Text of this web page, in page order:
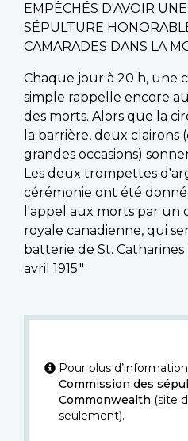
EMPÊCHÉS D'AVOIR
SÉPULTURE
CAMARADES DANS LA
Chaque jour à 20 h, une
simple rappelle encore
des morts. Alors que la
la barrière, deux clairons
grandes occasions)
Les deux trompettes
cérémonie ont été
l'appel aux morts par un
royale canadienne, qui
batterie de St. Catharines
avril 1915."
Pour plus
Commission des
Commonwealth (site
seulement).